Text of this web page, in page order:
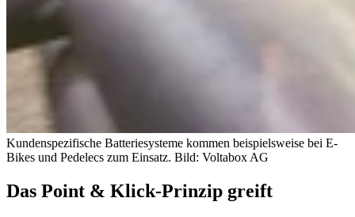
Kundenspezifische Batteriesysteme kommen beispielsweise bei E-
Bikes und Pedelecs zum Einsatz. Bild: Voltabox AG
Das Point & Klick-Prinzip greift